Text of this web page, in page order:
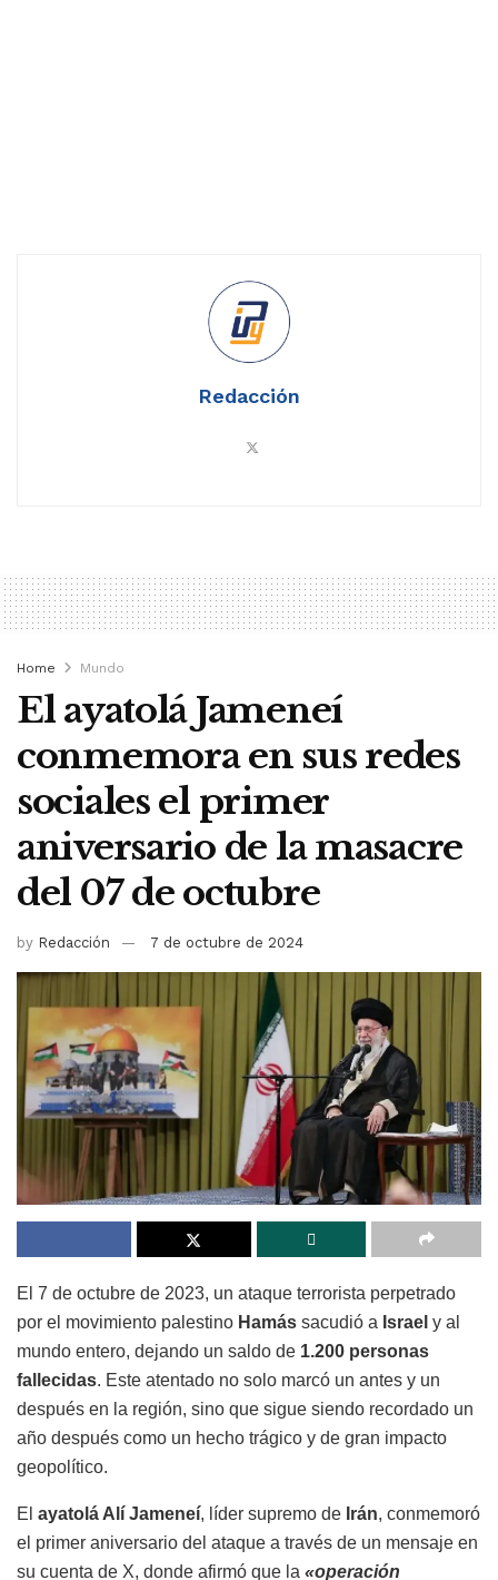
Redacción
Home Mundo
El ayatolá Jameneí
conmemora en sus redes
sociales el primer
aniversario de la masacre
del 07 de octubre
by Redacción 7 de octubre de 2024
El 7 de octubre de 2023, un ataque terrorista perpetrado
por el movimiento palestino Hamás sacudió a Israel y al
mundo entero, dejando un saldo de 1.200 personas
fallecidas. Este atentado no solo marcó un antes y un
después en la región, sino que sigue siendo recordado un
año después como un hecho trágico y de gran impacto
geopolítico.
El ayatolá Alí Jameneí, líder supremo de Irán, conmemoró
el primer aniversario del ataque a través de un mensaje en
su cuenta de X, donde afirmó que la «operación